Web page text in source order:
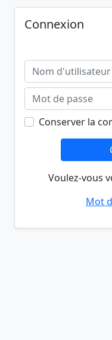
Connexion
Conserver la
Voulez-vous
Mot